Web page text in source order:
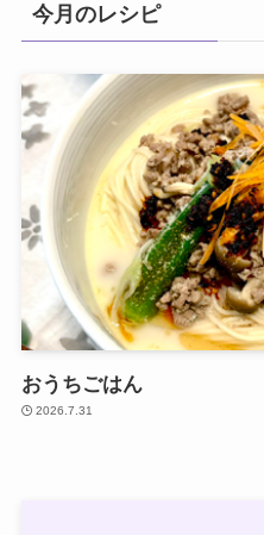
今月のレシピ
おうちごはん
2026.7.31